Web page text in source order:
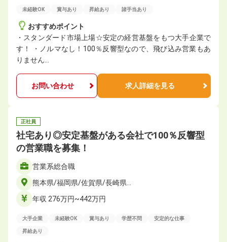
未経験OK 賞与あり 昇給あり 諸手当あり
おすすめポイント
・スタンダード市場上場☆安定の経営基盤をもつ大手企業で
す！ ・ノルマなし！100％反響型なので、飛び込み営業もあ
りません…
お問い合わせ 求人詳細を見る
正社員
社宅あり◎安定基盤がある会社で100％反響型
の営業職を募集！
営業系総合職
熊本県/福岡県/佐賀県/長崎県…
年収 276万円~442万円
大手企業 未経験OK 賞与あり 学歴不問 安定的な仕事
昇給あり